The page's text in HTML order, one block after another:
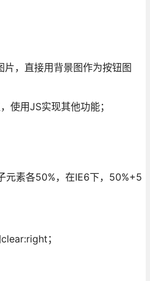
直接用背景图作为按钮图
用JS实现其他功能；
元素各50%，在IE6下，50%+5
；